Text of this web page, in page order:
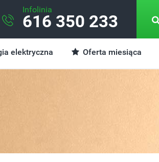
Infolinia
616 350 233
elektryczna Oferta miesiąca